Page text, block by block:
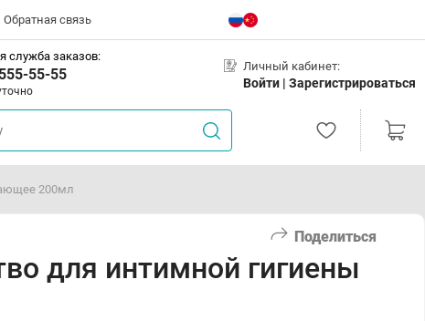
Обратная связь
служба заказов:
55-55 Личный кабинет:
Войти | Зарегистрироваться
200мл
Поделиться
для интимной гигиены